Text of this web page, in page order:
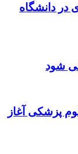
در دانشگاه
شود
پزشکی آغاز